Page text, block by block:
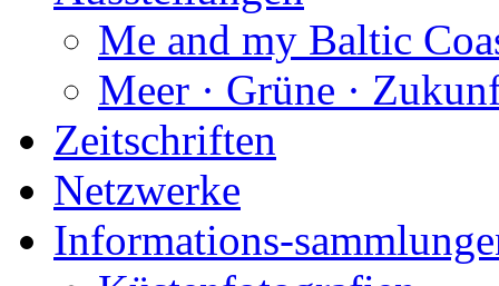
Me and my Baltic
Meer · Grüne ·
Zeitschriften
Netzwerke
Informations-